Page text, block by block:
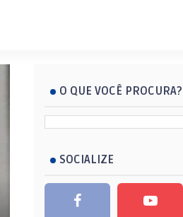
O QUE VOCÊ PROCURA?
SOCIALIZE